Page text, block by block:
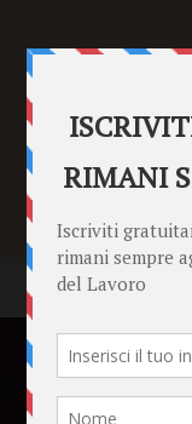
SENTENZE
Home News